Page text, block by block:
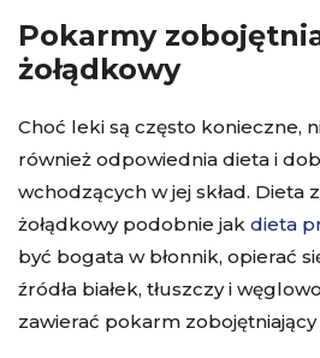
Pokarmy
żołądkowy
Choć leki są często konieczne,
również odpowiednia dieta i
wchodzących w jej skład. Dieta
żołądkowy podobnie jak dieta
być bogata w błonnik, opierać
źródła białek, tłuszczy i
zawierać pokarm zobojętniający